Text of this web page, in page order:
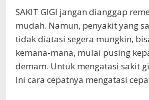
SAKIT GIGI jangan dianggap
mudah. Namun, penyakit yang
tidak diatasi segera mungkin,
kemana-mana, mulai pusing
demam. Untuk mengatasi sakit
Ini cara cepatnya mengatasi